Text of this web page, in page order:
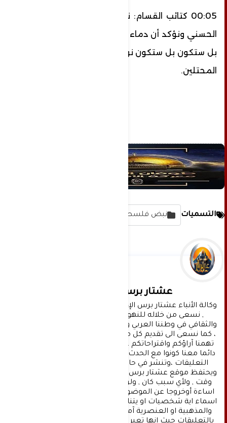
00:05 كتائب القسام: ننعى الشهيد القائد إياد
الحسني ونؤكد أن دماء الشهداء لن تذهب هدراً
بل ستكون بل ستكون نوراً للمجاهدين وناراً على
المحتلين.
التسميات نبض فلسطين
عشتار برس الإخبارية